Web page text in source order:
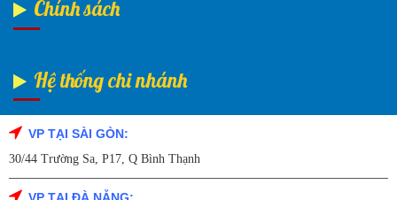
Chính sách
Hệ thống chi nhánh
VP TẠI SÀI GÒN:
30/44 Trường Sa, P17, Q Bình Thạnh
Fanpage Facebook